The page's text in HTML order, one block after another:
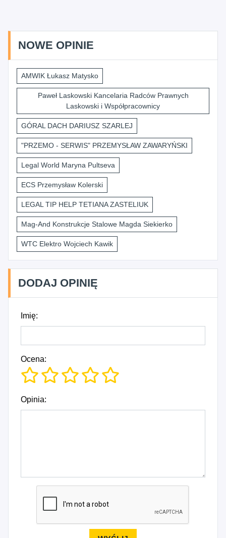
NOWE OPINIE
AMWIK Łukasz Matysko
Paweł Laskowski Kancelaria Radców Prawnych
Laskowski i Współpracownicy
GÓRAL DACH DARIUSZ SZARLEJ
"PRZEMO - SERWIS" PRZEMYSŁAW ZAWARYŃSKI
Legal World Maryna Pultseva
ECS Przemysław Kolerski
LEGAL TIP HELP TETIANA ZASTELIUK
Mag-And Konstrukcje Stalowe Magda Siekierko
WTC Elektro Wojciech Kawik
DODAJ OPINIĘ
Imię:
Ocena:
Opinia: